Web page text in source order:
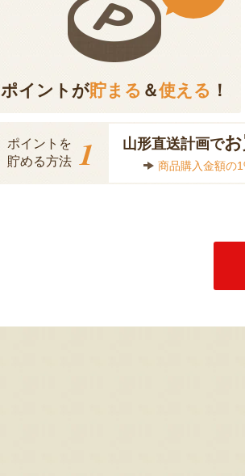
ポイントが貯まる ＆使える ！
ポイントを
貯める方法 1 山形直送計画で
商品購入金額の